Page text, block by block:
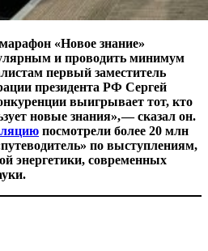
«Новое знание»
и проводить минимум
первый заместитель
президента РФ Сергей
выигрывает тот, кто
новые знания», — ​сказал он.
посмотрели более 20 млн
по выступлениям,
энергетики, современных